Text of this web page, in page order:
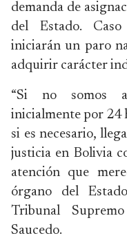
demanda de
del Estado.
iniciarán un paro
adquirir carácter
“Si no somos
inicialmente por 24
si es necesario,
justicia en Bolivia
atención que
órgano del
Tribunal
Saucedo.